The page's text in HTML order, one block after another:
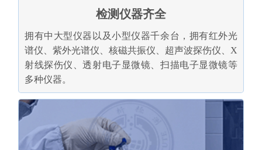
检测仪器齐全
拥有中大型仪器以及小型仪器千余台，拥有红外光
谱仪、紫外光谱仪、核磁共振仪、超声波探伤仪、X
射线探伤仪、透射电子显微镜、扫描电子显微镜等
多种仪器。